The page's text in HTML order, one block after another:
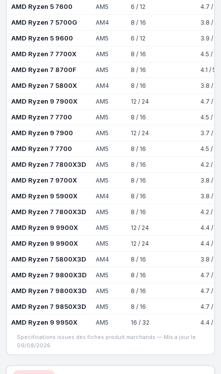
AMD Ryzen 5 7600 AM5 6 / 12 4.7 /
AMD Ryzen 7 5700G AM4 8 / 16 3.8 /
AMD Ryzen 5 9600 AM5 6 / 12 3.9 /
AMD Ryzen 7 7700X AM5 8 / 16 4.5 /
AMD Ryzen 7 8700F AM5 8 / 16 4.1 /
AMD Ryzen 7 5800X AM4 8 / 16 3.8 /
AMD Ryzen 9 7900X AM5 12 / 24 4.7 /
AMD Ryzen 7 7700 AM5 8 / 16 4.5 /
AMD Ryzen 9 7900 AM5 12 / 24 3.7 /
AMD Ryzen 7 7700 AM5 8 / 16 4.5 /
AMD Ryzen 7 7800X3D AM5 8 / 16 4.2 /
AMD Ryzen 7 9700X AM5 8 / 16 3.8 /
AMD Ryzen 9 5900X AM4 8 / 16 3.8 /
AMD Ryzen 7 7800X3D AM5 8 / 16 4.2 /
AMD Ryzen 9 9900X AM5 12 / 24 4.4 /
AMD Ryzen 9 9900X AM5 12 / 24 4.4 /
AMD Ryzen 7 5800X3D AM4 8 / 16 3.8 /
AMD Ryzen 7 9800X3D AM5 8 / 16 4.7 /
AMD Ryzen 7 9800X3D AM5 8 / 16 4.7 /
AMD Ryzen 7 9850X3D AM5 8 / 16 4.7 /
AMD Ryzen 9 9950X AM5 16 / 32 4.4 /
Specifications issues des fiches produit marchands — Mis a jour le
09/08/2026.